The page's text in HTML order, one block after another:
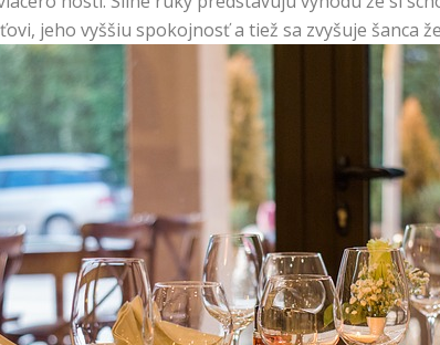
jeho vyššiu spokojnosť a tiež sa zvyšuje šanca